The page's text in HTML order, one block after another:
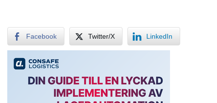
Facebook Twitter/X LinkedIn